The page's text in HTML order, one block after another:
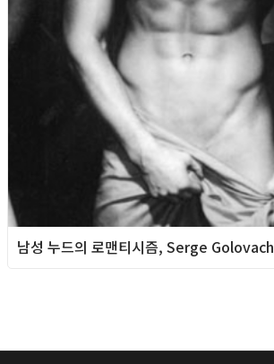
남성 누드의 로맨티시즘, Serge Golovach